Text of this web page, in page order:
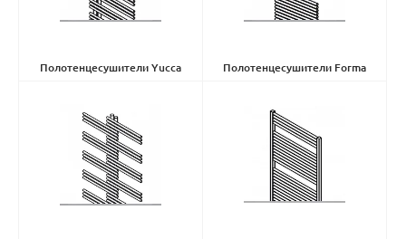
Полотенцесушители Yucca
Полотенцесушители Forma